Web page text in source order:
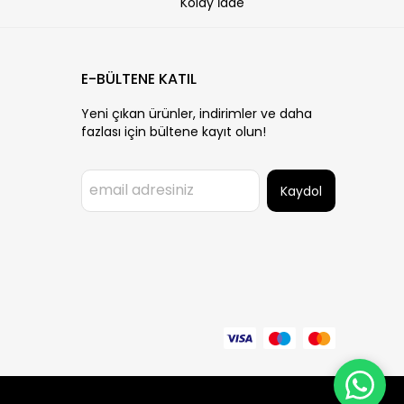
E-BÜLTENE KATIL
Yeni çıkan ürünler, indirimler ve daha
fazlası için bültene kayıt olun!
Kaydol